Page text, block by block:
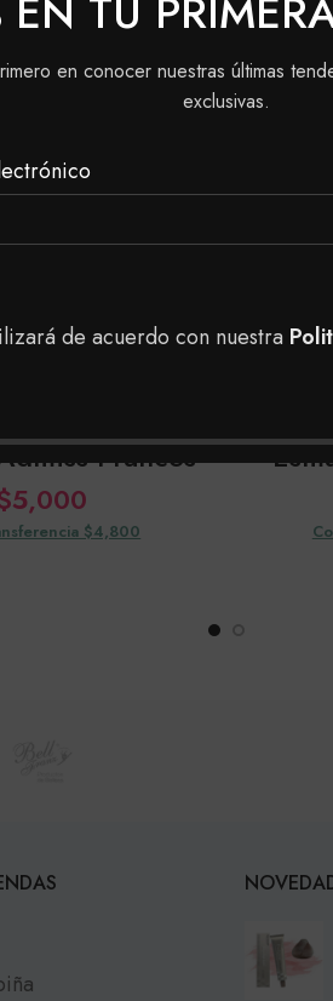
en conocer nuestras últimas
exclusivas.
de acuerdo con nuestra
Frances
5,000
$4,800